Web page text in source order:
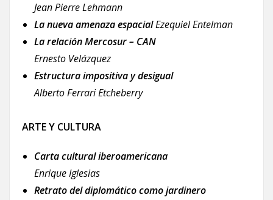
Jean Pierre Lehmann
La nueva amenaza espacialEzequiel Entelman
La relación Mercosur – CAN
Ernesto Velázquez
Estructura impositiva y desigual
Alberto Ferrari Etcheberry
ARTE Y CULTURA
Carta cultural iberoamericana
Enrique Iglesias
Retrato del diplomático como jardinero